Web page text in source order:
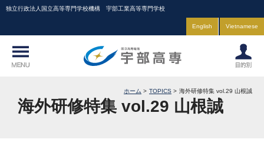
独立行政法人国立高等専門学校機構 宇部工業高等専門学校
English Vietnamese
ホーム TOPICS 海外研修特集 vol.29 山根誠
海外研修特集 vol.29 山根誠